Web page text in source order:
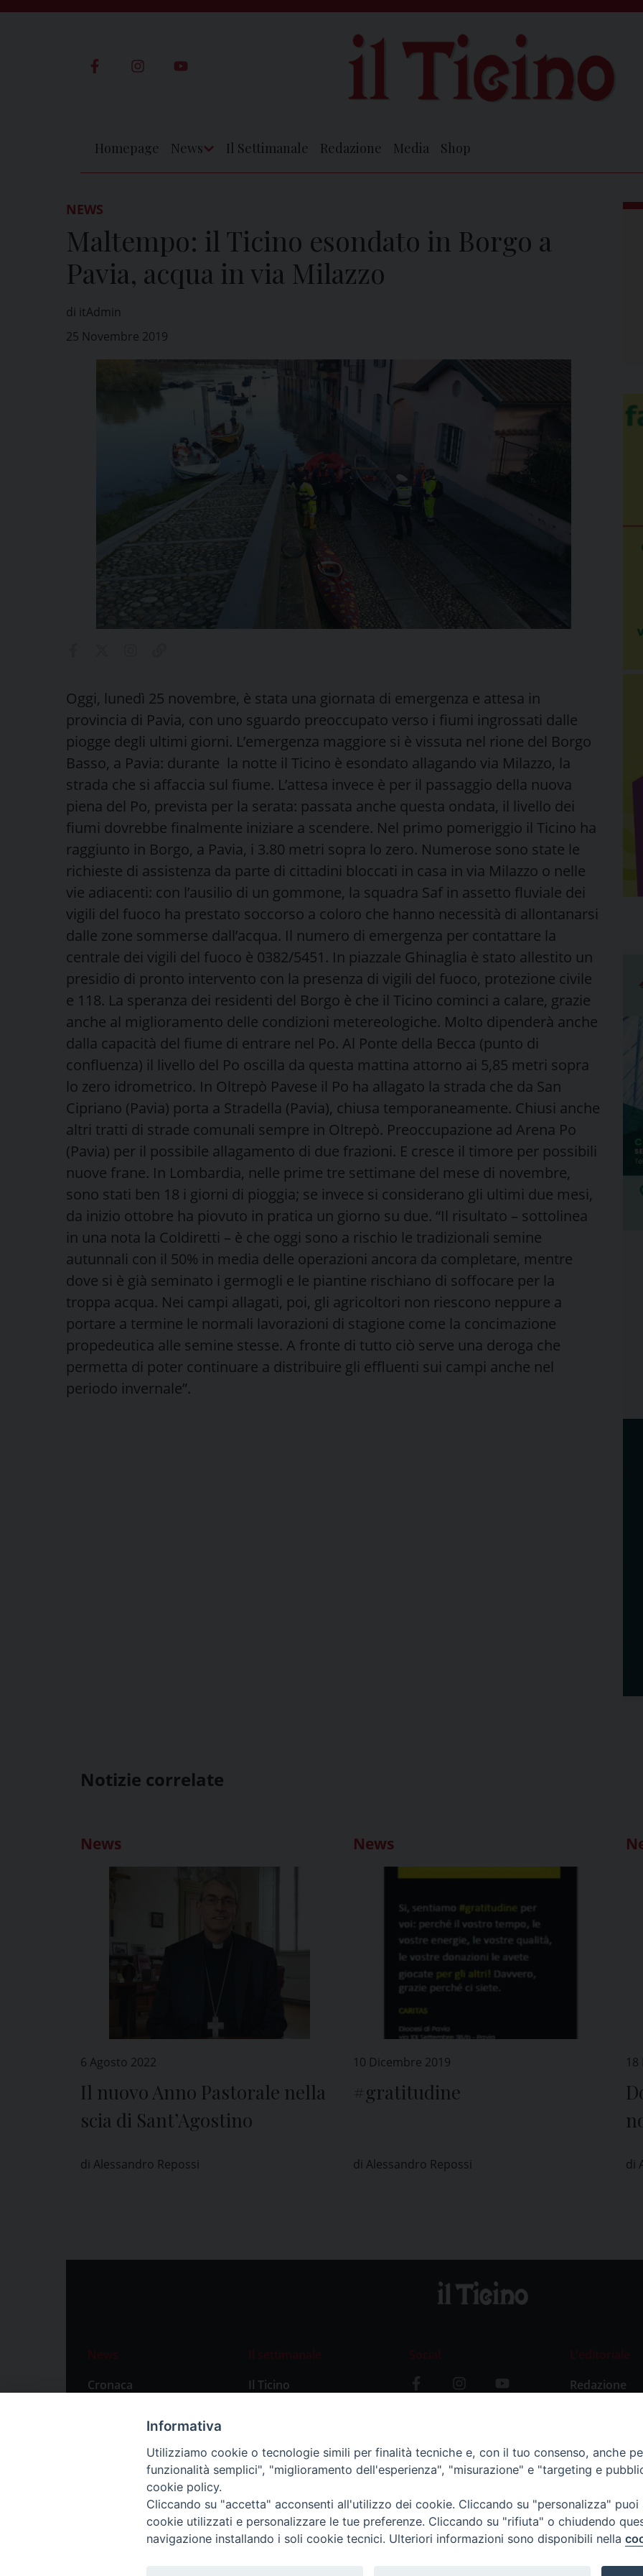
Homepage News Il Settimanale Redazione Media Shop
NEWS
Maltempo: il Ticino esondato in Borgo a
Pavia, acqua in via Milazzo
di itAdmin
25 Novembre 2019
Oggi, lunedì 25 novembre, è stata una giornata di emergenza e attesa in
provincia di Pavia, con uno sguardo preoccupato verso i fiumi ingrossati dalle
piogge degli ultimi giorni. L’emergenza maggiore si è vissuta nel rione del Borgo
Basso, a Pavia: durante la notte il Ticino è esondato allagando via Milazzo, la
strada che si affaccia sul fiume. L’attesa invece è per il passaggio della nuova
piena del Po, prevista per la serata: passata anche questa ondata, il livello dei
fiumi dovrebbe finalmente iniziare a scendere. Nel primo pomeriggio il Ticino ha
raggiunto in Borgo, a Pavia, i 3.80 metri sopra lo zero. Numerose sono state le
richieste di assistenza da parte di cittadini bloccati in casa in via Milazzo o nelle
vie adiacenti: con l’ausilio di un gommone, la squadra Saf in assetto fluviale dei
vigili del fuoco ha prestato soccorso a coloro che hanno necessità di allontanarsi
dalle zone sommerse dall’acqua. Il numero di emergenza per contattare la
centrale dei vigili del fuoco è 0382/5451. In piazzale Ghinaglia è stato allestito un
presidio di pronto intervento con la presenza di vigili del fuoco, protezione civile
e 118. La speranza dei residenti del Borgo è che il Ticino cominci a calare, grazie
anche al miglioramento delle condizioni metereologiche. Molto dipenderà anche
dalla capacità del fiume di entrare nel Po. Al Ponte della Becca (punto di
confluenza) il livello del Po oscilla da questa mattina attorno ai 5,85 metri sopra
lo zero idrometrico. In Oltrepò Pavese il Po ha allagato la strada che da San
Cipriano (Pavia) porta a Stradella (Pavia), chiusa temporaneamente. Chiusi anche
altri tratti di strade comunali sempre in Oltrepò. Preoccupazione ad Arena Po
(Pavia) per il possibile allagamento di due frazioni. E cresce il timore per possibili
nuove frane. In Lombardia, nelle prime tre settimane del mese di novembre,
sono stati ben 18 i giorni di pioggia; se invece si considerano gli ultimi due mesi,
da inizio ottobre ha piovuto in pratica un giorno su due. “Il risultato – sottolinea
in una nota la Coldiretti – è che oggi sono a rischio le tradizionali semine
autunnali con il 50% in media delle operazioni ancora da completare, mentre
dove si è già seminato i germogli e le piantine rischiano di soffocare per la
troppa acqua. Nei campi allagati, poi, gli agricoltori non riescono neppure a
portare a termine le normali lavorazioni di stagione come la concimazione
propedeutica alle semine stesse. A fronte di tutto ciò serve una deroga che
permetta di poter continuare a distribuire gli effluenti sui campi anche nel
periodo invernale”.
Notizie correlate
News
6 Agosto 2022
Il nuovo Anno Pastorale nella
scia di Sant’Agostino
di Alessandro Repossi
News
10 Dicembre 2019
#gratitudine
di Alessandro Repossi di
News
Cronaca
Primo Piano
Il settimanale
Il Ticino
Social
L’editoriale
Redazione
Informativa
Utilizziamo cookie o tecnologie simili per finalità tecniche e, con il tuo consenso, anche
funzionalità semplici", "miglioramento dell'esperienza", "misurazione" e "targeting e
cookie policy.
Cliccando su "accetta" acconsenti all'utilizzo dei cookie. Cliccando su "personalizza"
cookie utilizzati e personalizzare le tue preferenze. Cliccando su "rifiuta" o chiudendo
navigazione installando i soli cookie tecnici. Ulteriori informazioni sono disponibili nella